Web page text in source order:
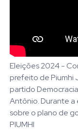
Eleições 2024 -
prefeito de Piumhi
partido
Antônio. Durante
sobre o plano de
PIUMHI